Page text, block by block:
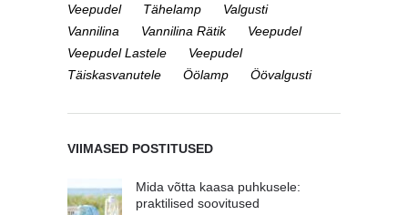
Veepudel
Tähelamp
Valgusti
Vannilina
Vannilina Rätik
Veepudel
Veepudel Lastele
Veepudel
Täiskasvanutele
Öölamp Öövalgusti
VIIMASED POSTITUSED
Mida võtta kaasa puhkusele:
praktilised soovitused